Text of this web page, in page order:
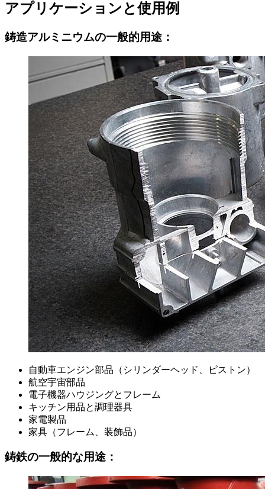
アプリケーションと使用例
鋳造アルミニウムの一般的用途：
自動車エンジン部品（シリンダーヘッド、ピストン）
航空宇宙部品
電子機器ハウジングとフレーム
キッチン用品と調理器具
家電製品
家具（フレーム、装飾品）
鋳鉄の一般的な用途：